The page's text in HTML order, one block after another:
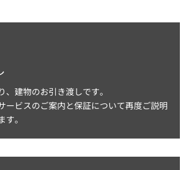
、建物のお引き渡しです。
ービスのご案内と保証について再度ご説明
。